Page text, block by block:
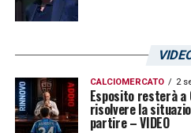
CALCIOMERCATO 2
Esposito resterà a
risolvere la
partire – VIDEO